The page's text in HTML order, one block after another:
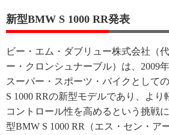
新型BMW S 1000 RR発表
ビー・エム・ダブリュー株式会社（
ー・クロンシュナーブル）は、2009
スーパー・スポーツ・バイクとして
S 1000 RRの新型モデルであり、より
コントロール性を高めるという挑戦
型BMW S 1000 RR（エス・セン・ア